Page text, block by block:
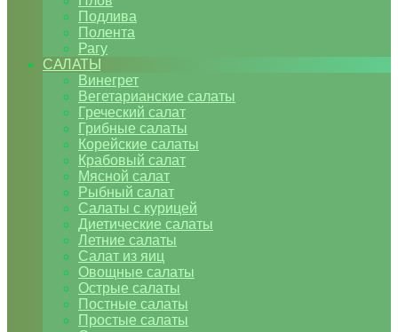
Подлива
Полента
Рагу
САЛАТЫ
Винегрет
Вегетарианские салаты
Греческий салат
Грибные салаты
Корейские салаты
Крабовый салат
Мясной салат
Рыбный салат
Салаты с курицей
Диетические салаты
Летние салаты
Салат из яиц
Овощные салаты
Острые салаты
Постные салаты
Простые салаты